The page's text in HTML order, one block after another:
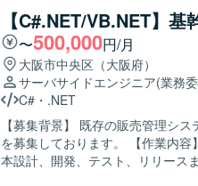
ュニケーションを取りながら、主
ステムを横断した業務理解を行い、
ションの魅力】 要件定義から結合
級SEとしてPL経験を活かしなが
複数の業務領域のシステムに携わ
きます。 【開発環境】 ASP.NET、VB.NET、C#.NET、PL/SQL、RDB（SQLServer、Oracle）
などを用いた業務系システム開発
【C#.NET/VB.NET】
〜500,000円/月
大阪市中央区（大阪府）
サーバサイドエンジニア(業務
C# ・ .NET
【募集背景】 既存の販売管理シ
を募集しております。 【作業内容】 販売管理システムの保守・改善において、要件確認から基
本設計、開発、テスト、リリース